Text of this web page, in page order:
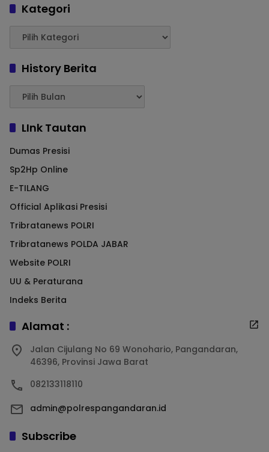
Kategori
History Berita
LInk Tautan
Dumas Presisi
Sp2Hp Online
E-TILANG
Official Aplikasi Presisi
Tribratanews POLRI
Tribratanews POLDA JABAR
Website POLRI
UU & Peraturana
Indeks Berita
Alamat :
Jalan Cijulang No 69 Wonohario, Pangandaran,
46396, Provinsi Jawa Barat
082133118110
admin@polrespangandaran.id
Subscribe